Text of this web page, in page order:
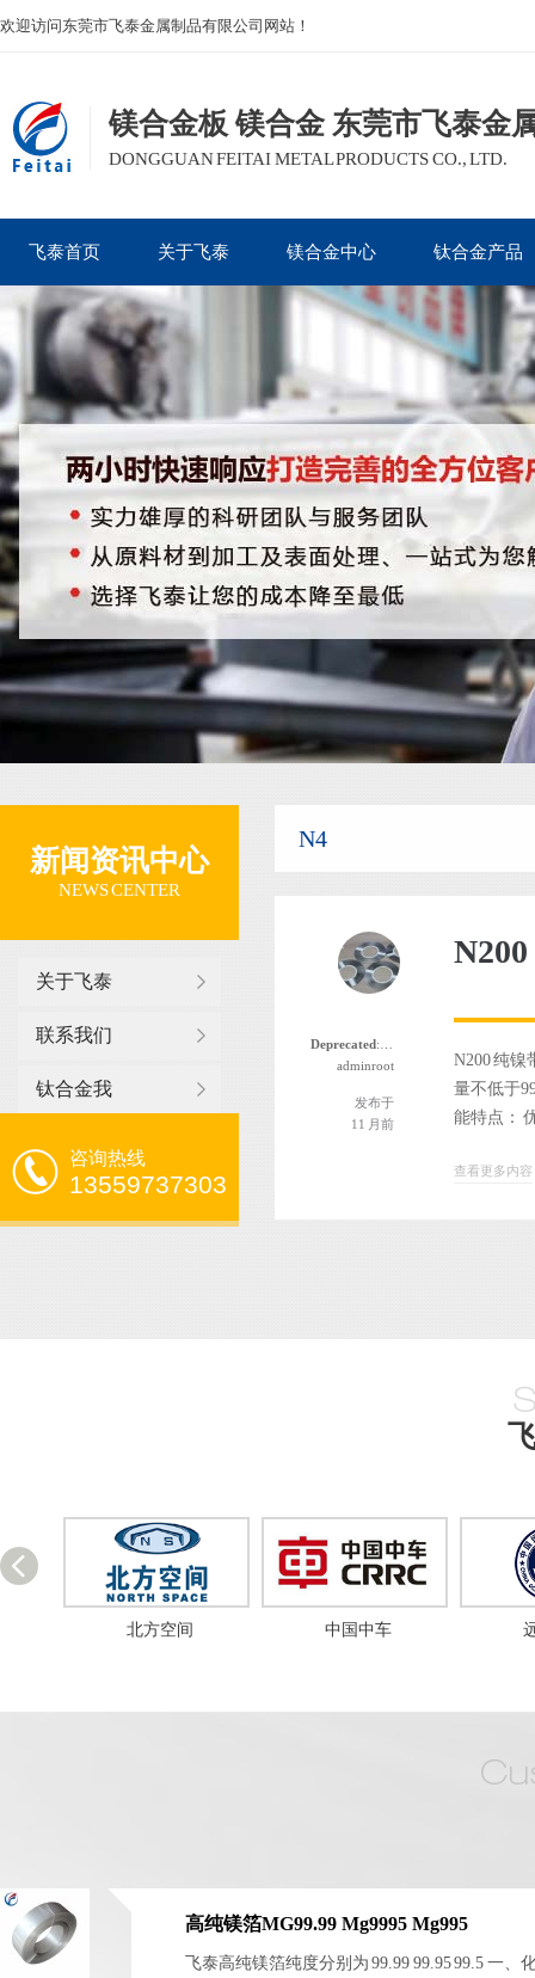
欢迎访问东莞市飞泰金属制品有限公司网站！
镁合金板 镁合金 东莞市飞泰金
DONGGUAN FEITAI METAL PRODUCTS CO., LTD.
飞泰首页 关于飞泰 镁合金中心 钛合金产品
新闻资讯中心
NEWS CENTER
关于飞泰
联系我们
钛合金我
咨询热线
13559737303
N4
Deprecated : 函数 the_author_nickname 自版本 2.8.0 起已
adminroot
发布于
11 月前
N200 纯镍
量不低于
能特点：
查看更多内容
北方空间 中国中车
高纯镁箔MG99.99 Mg9995 Mg995
飞泰高纯镁箔纯度分别为 99.99 99.95 99.5 一、